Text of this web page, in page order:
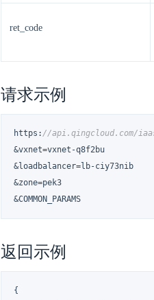
ret_code
请求示例
https : //api.qingcloud.com/
&vxnet=vxnet-q8f2bu
&loadbalancer=lb-ciy73nib
&zone=pek3
&COMMON_PARAMS
返回示例
{